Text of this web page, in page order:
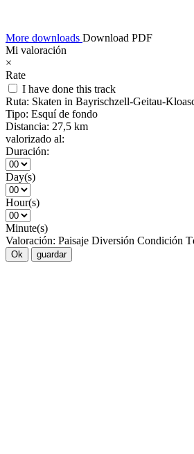
More downloads Download PDF
Mi valoración
×
Rate
I have done this track
Ruta: Skaten in Bayrischzell-Geitau-
Tipo: Esquí de fondo
Distancia: 27,5 km
valorizado al:
Duración:
Day(s)
Hour(s)
Minute(s)
Valoración: Paisaje Diversión Condición
Ok guardar